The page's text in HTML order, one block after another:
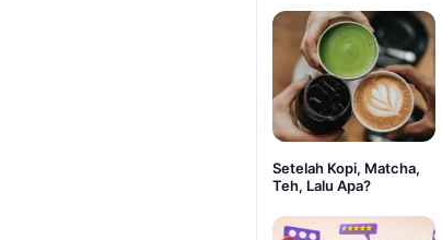
Setelah Kopi, Matcha,
Teh, Lalu Apa?